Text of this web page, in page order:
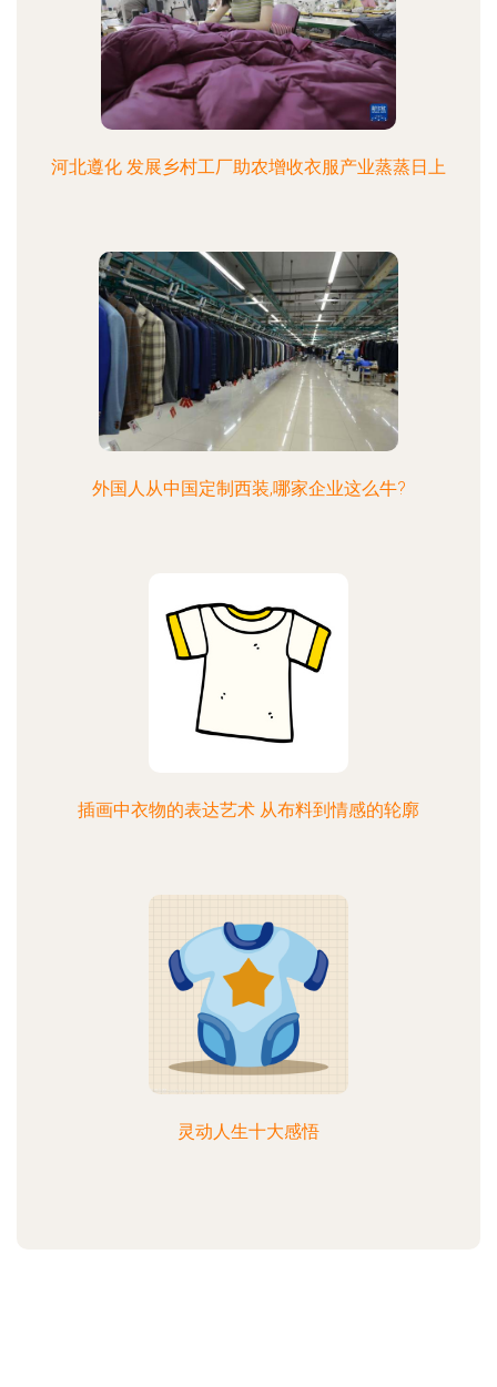
河北遵化 发展乡村工厂助农增收衣服产业蒸蒸日上
外国人从中国定制西装,哪家企业这么牛?
插画中衣物的表达艺术 从布料到情感的轮廓
灵动人生十大感悟